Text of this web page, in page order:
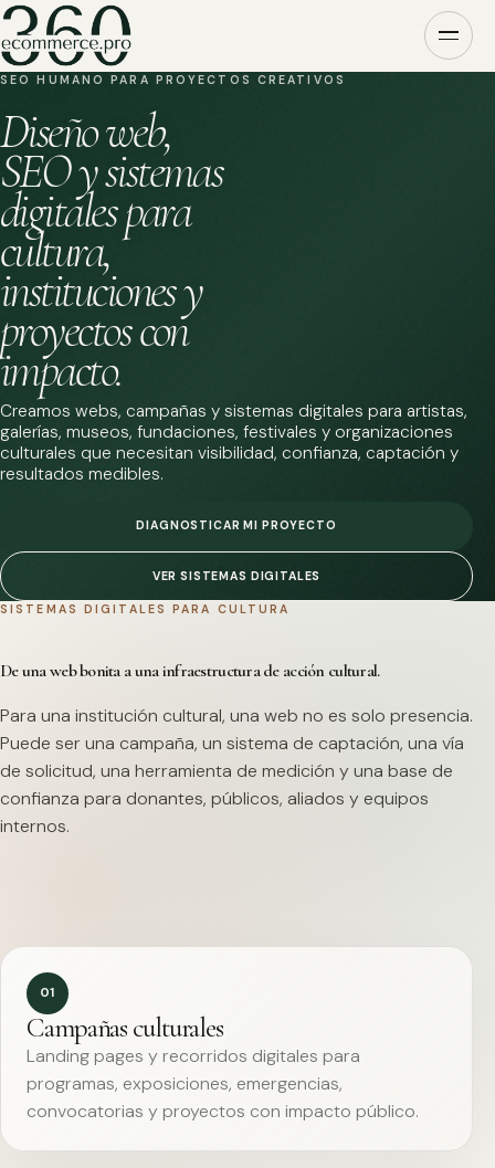
SEO HUMANO PARA PROYECTOS CREATIVOS
Diseño web,
SEO y sistemas
digitales para
cultura,
instituciones y
proyectos con
impacto.
Creamos webs, campañas y sistemas digitales para artistas,
galerías, museos, fundaciones, festivales y organizaciones
culturales que necesitan visibilidad, confianza, captación y
resultados medibles.
DIAGNOSTICAR MI PROYECTO
VER SISTEMAS DIGITALES
SISTEMAS DIGITALES PARA CULTURA
De una web bonita a una infraestructura de acción cultural.
Para una institución cultural, una web no es solo presencia.
Puede ser una campaña, un sistema de captación, una vía
de solicitud, una herramienta de medición y una base de
confianza para donantes, públicos, aliados y equipos
internos.
01
Campañas culturales
Landing pages y recorridos digitales para
programas, exposiciones, emergencias,
convocatorias y proyectos con impacto público.